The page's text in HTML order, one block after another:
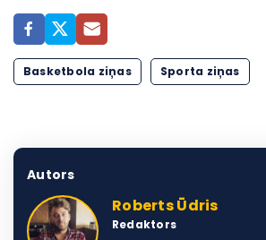
Basketbola ziņas Sporta ziņas
Autors
Roberts Ūdris
Redaktors